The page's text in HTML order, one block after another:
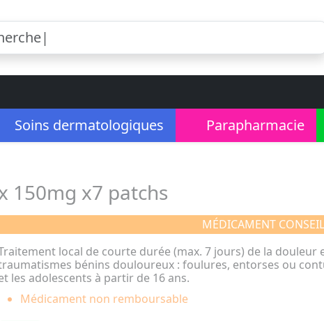
Soins dermatologiques
Parapharmacie
150mg x7 patchs
MÉDICAMENT CONSEIL
local de courte durée (max. 7 jours) de la douleur
bénins douloureux : foulures, entorses ou
les adolescents à partir de 16 ans.
Médicament non remboursable